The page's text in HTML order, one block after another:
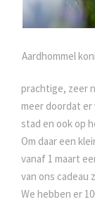
Aardhommel
prachtige, zeer
meer doordat er
stad en ook op
Om daar een
vanaf 1 maart
van ons cadeau
We hebben er